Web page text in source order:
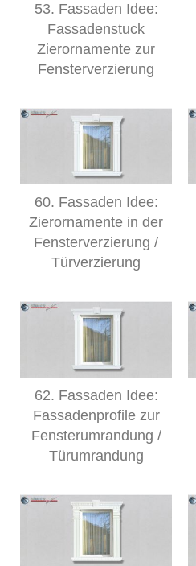
53. Fassaden Idee:
Fassadenstuck
Zierornamente zur
Fensterverzierung
60. Fassaden Idee:
Zierornamente in der
Fensterverzierung /
Türverzierung
62. Fassaden Idee:
Fassadenprofile zur
Fensterumrandung /
Türumrandung